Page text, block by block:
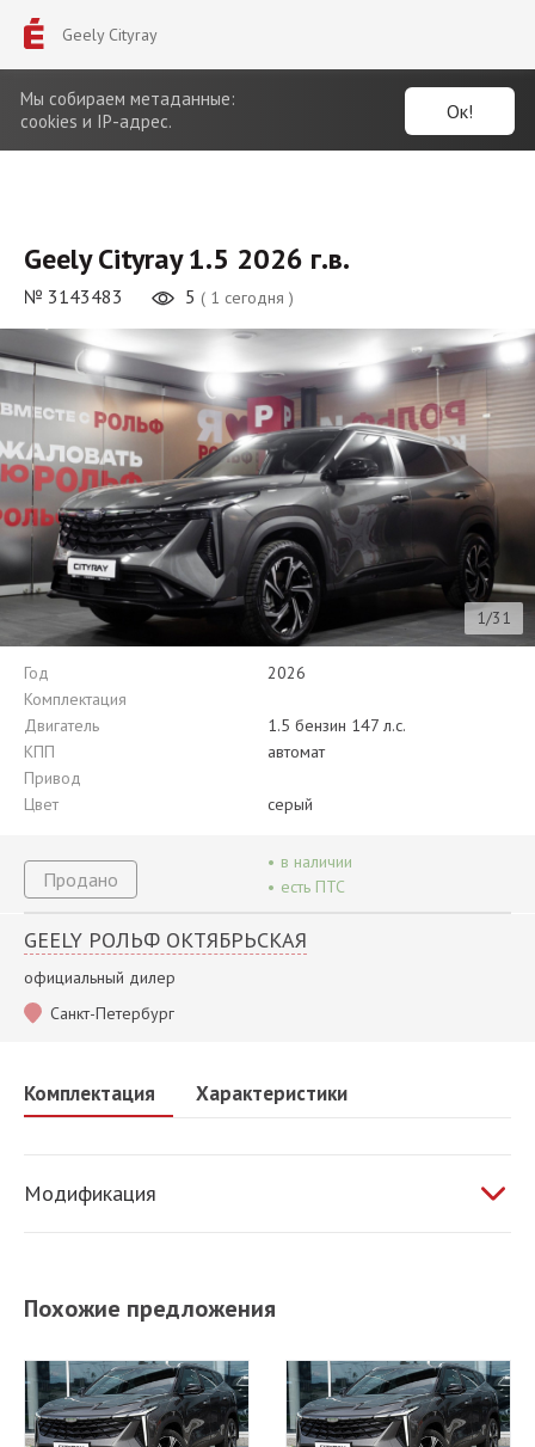
Geely Cityray
Мы собираем метаданные:
cookies и IP-адрес.
Ок!
Geely Cityray 1.5 2026 г.в.
№ 3143483 5 ( 1 сегодня )
1/31
Год
2026
Комплектация
Двигатель
1.5 бензин 147 л.с.
КПП
автомат
Привод
Цвет
серый
Продано
• в наличии
• есть ПТС
GEELY РОЛЬФ ОКТЯБРЬСКАЯ
официальный дилер
Санкт-Петербург
Комплектация Характеристики
Модификация
Похожие предложения